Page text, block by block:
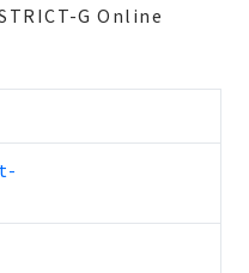
STRICT-G Online